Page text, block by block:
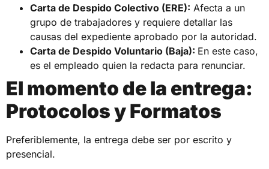
Carta de Despido Colectivo (ERE): Afecta a un
grupo de trabajadores y requiere detallar las
causas del expediente aprobado por la autoridad.
Carta de Despido Voluntario (Baja): En este caso,
es el empleado quien la redacta para renunciar.
El momento de la entrega:
Protocolos y Formatos
Preferiblemente, la entrega debe ser por escrito y
presencial.